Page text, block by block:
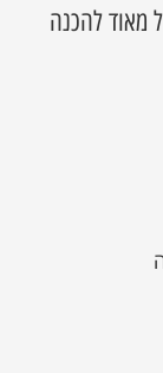
מאוד להכנה